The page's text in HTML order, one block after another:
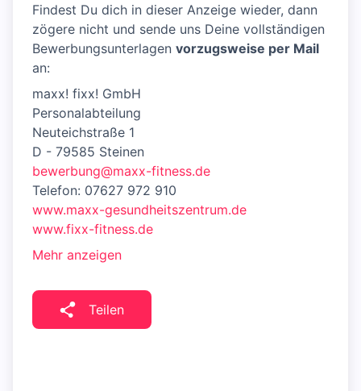
Findest Du dich in dieser Anzeige wieder, dann
zögere nicht und sende uns Deine vollständigen
Bewerbungsunterlagen vorzugsweise per Mail
an:
maxx! fixx! GmbH
Personalabteilung
Neuteichstraße 1
D - 79585 Steinen
bewerbung@maxx-fitness.de
Telefon: 07627 972 910
www.maxx-gesundheitszentrum.de
www.fixx-fitness.de
Mehr anzeigen
Teilen